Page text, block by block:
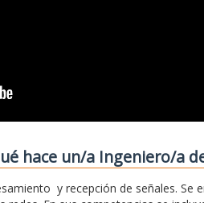
hace un/a Ingeniero/a
y recepción de señales. Se